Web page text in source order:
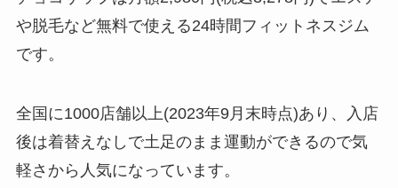
や脱毛など無料で使える24時間フィットネスジム
です。
全国に1000店舗以上(2023年9月末時点)あり、入店
後は着替えなしで土足のまま運動ができるので気
軽さから人気になっています。